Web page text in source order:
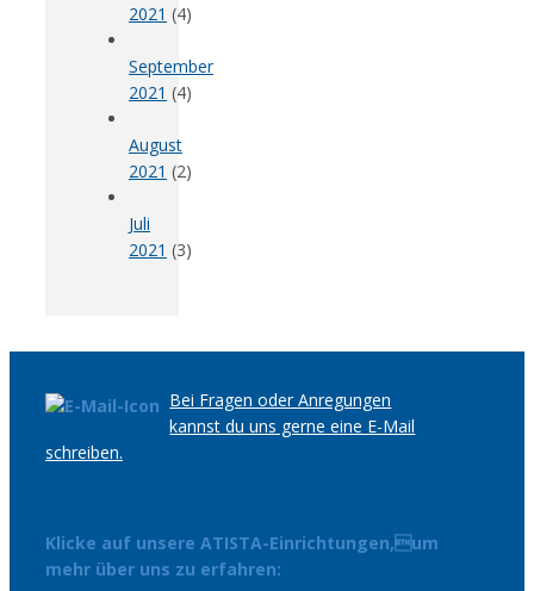
2021 (4)
September
2021 (4)
August
2021 (2)
Juli
2021 (3)
Bei Fragen oder Anregungen
kannst du uns gerne eine E-Mail
schreiben.
Klicke auf unsere ATISTA-Einrichtungen,um
mehr über uns zu erfahren: